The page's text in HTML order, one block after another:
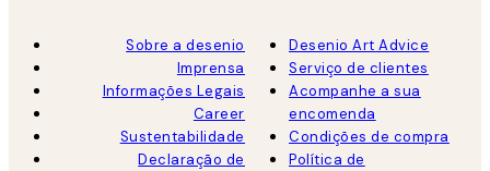
Sobre a desenio
Imprensa
Informações Legais
Career
Sustentabilidade
Declaração de
Desenio Art Advice
Serviço de clientes
Acompanhe a sua
encomenda
Condições de compra
Política de